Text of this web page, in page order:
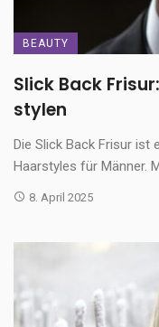
BEAUTY
Slick Back
stylen
Die Slick Back Frisur ist
Haarstyles für Männer.
8. April 2025